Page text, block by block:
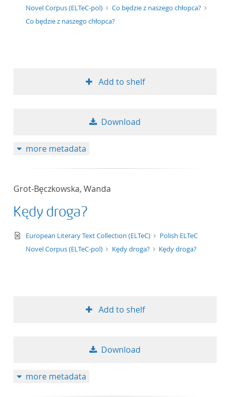
Novel Corpus (ELTeC-pol)
Co będzie z naszego chłopca?
Co będzie z naszego chłopca?
Add to shelf
Download
more metadata
Grot-Bęczkowska, Wanda
Kędy droga?
text/xml
European Literary Text Collection (ELTeC)
Polish ELTeC
Novel Corpus (ELTeC-pol)
Kędy droga? Kędy droga?
Add to shelf
Download
more metadata